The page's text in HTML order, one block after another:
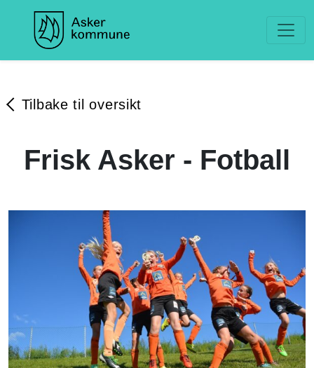
Tilbake til oversikt
Frisk Asker - Fotball